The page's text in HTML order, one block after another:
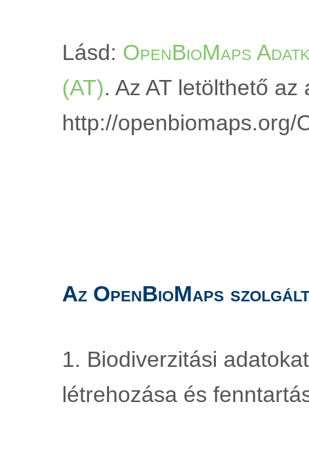
Lásd: OpenBioMaps
(AT). Az AT letölthető az
http://openbiomaps.org/
Az OpenBioMaps
1. Biodiverzitási
létrehozása és